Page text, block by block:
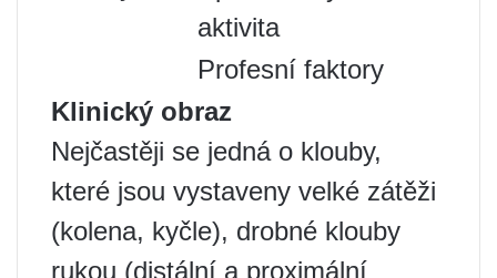
aktivita
Profesní faktory
Klinický obraz
Nejčastěji se jedná o klouby,
které jsou vystaveny velké zátěži
(kolena, kyčle), drobné klouby
rukou (distální a proximální